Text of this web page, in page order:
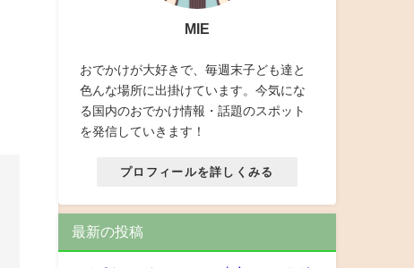
MIE
おでかけが大好きで、毎週末子ども達と
色んな場所に出掛けています。今気にな
る国内のおでかけ情報・話題のスポット
を発信していきます！
プロフィールを詳しくみる
最新の投稿